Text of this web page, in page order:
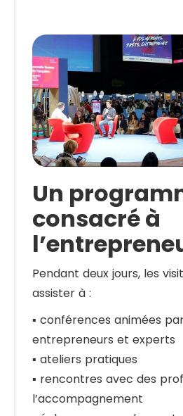
Un
consacré à
Pendant deux jours, les
assister à :
▪️ conférences animées
entrepreneurs et experts
▪️ ateliers pratiques
▪️ rencontres avec des
l’accompagnement